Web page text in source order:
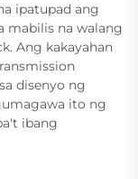
ipatupad ang
mabilis na walang
Ang kakayahan
disenyo ng
ito ng
ibang